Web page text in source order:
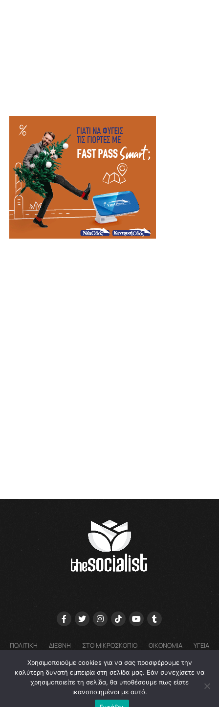
ΠΟΛΙΤΙΚΗ ΔΙΕΘΝΗ ΣΤΟ ΜΙΚΡΟΣΚΟΠΙΟ ΟΙΚΟΝΟΜΙΑ
ΥΓΕΙΑ
EMAIL: GRTHESOCIALIST@GMAIL.COM
Χρησιμοποιούμε cookies για να σας προσφέρουμε την
καλύτερη δυνατή εμπειρία στη σελίδα μας. Εάν συνεχίσετε να
χρησιμοποιείτε τη σελίδα, θα υποθέσουμε πως είστε
ικανοποιημένοι με αυτό.